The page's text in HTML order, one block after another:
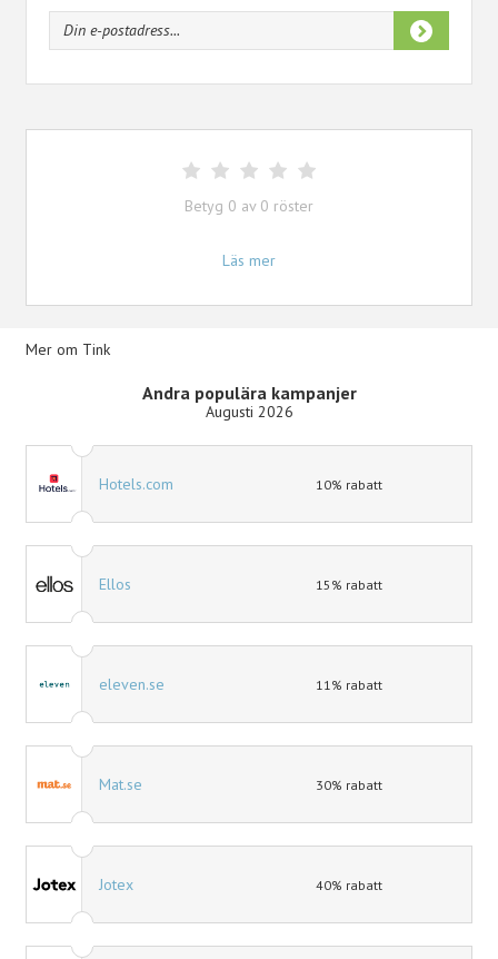
Betyg 0 av 0 röster
Läs mer
Mer om Tink
Andra populära kampanjer
Augusti 2026
Hotels.com 10% rabatt
Ellos 15% rabatt
eleven.se 11% rabatt
Mat.se 30% rabatt
Jotex 40% rabatt